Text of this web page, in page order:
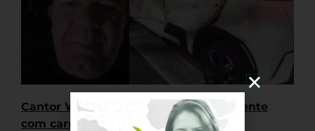
Cantor Waldonys se envolve em acidente
com carro em Fortaleza